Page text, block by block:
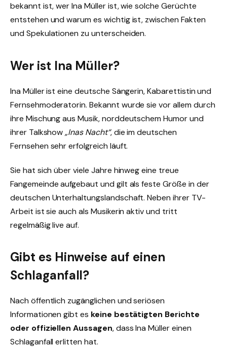
bekannt ist, wer Ina Müller ist, wie solche Gerüchte
entstehen und warum es wichtig ist, zwischen Fakten
und Spekulationen zu unterscheiden.
Wer ist Ina Müller?
Ina Müller ist eine deutsche Sängerin, Kabarettistin und
Fernsehmoderatorin. Bekannt wurde sie vor allem durch
ihre Mischung aus Musik, norddeutschem Humor und
ihrer Talkshow„Inas Nacht“, die im deutschen
Fernsehen sehr erfolgreich läuft.
Sie hat sich über viele Jahre hinweg eine treue
Fangemeinde aufgebaut und gilt als feste Größe in der
deutschen Unterhaltungslandschaft. Neben ihrer TV-
Arbeit ist sie auch als Musikerin aktiv und tritt
regelmäßig live auf.
Gibt es Hinweise auf einen
Schlaganfall?
Nach öffentlich zugänglichen und seriösen
Informationen gibt es keine bestätigten Berichte
oder offiziellen Aussagen, dass Ina Müller einen
Schlaganfall erlitten hat.